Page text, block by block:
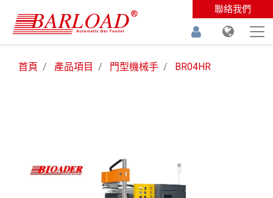
聯絡我們
首頁 產品項目 門型機械手 BR04HR